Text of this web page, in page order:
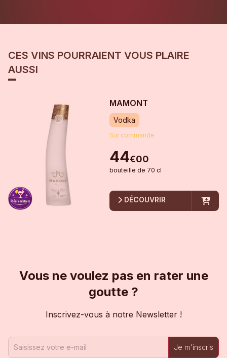
CES VINS POURRAIENT VOUS PLAIRE
AUSSI
MAMONT
Vodka
Sur commande
44€00
bouteille de 70 cl
DÉCOUVRIR
Vous ne voulez pas en rater une
goutte ?
Inscrivez-vous à notre Newsletter !
Je m'inscris